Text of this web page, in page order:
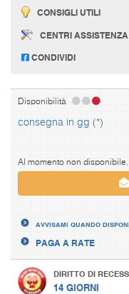
CONSIGLI UTILI
CENTRI ASSISTENZA
CONDIVIDI
Disponibilità
consegna in gg (*)
Al momento non disponibile.
AVVISAMI QUANDO
PAGA A RATE
DIRITTO DI
14 GIORNI